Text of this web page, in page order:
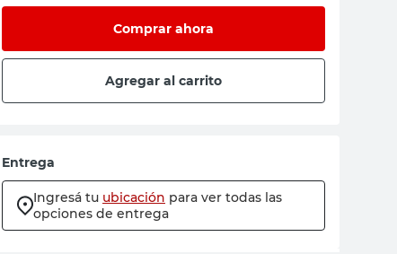
Comprar ahora
Agregar al carrito
Entrega
Ingresá tu ubicación para ver todas las
opciones de entrega